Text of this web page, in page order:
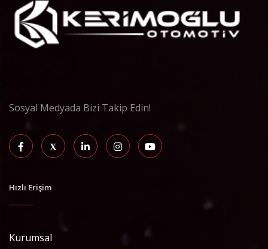
Sosyal Medyada Bizi Takip Edin!
Hızlı Erişim
Kurumsal